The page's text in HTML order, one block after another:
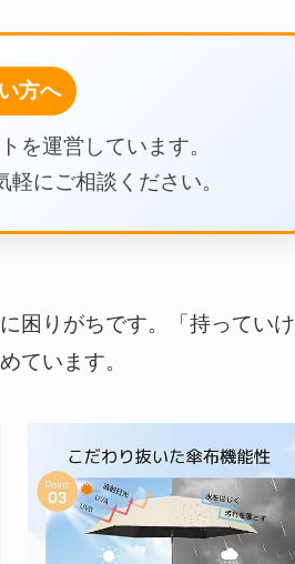
方へ
を運営しています。
にご相談ください。
困りがちです。「持っていけ
ています。